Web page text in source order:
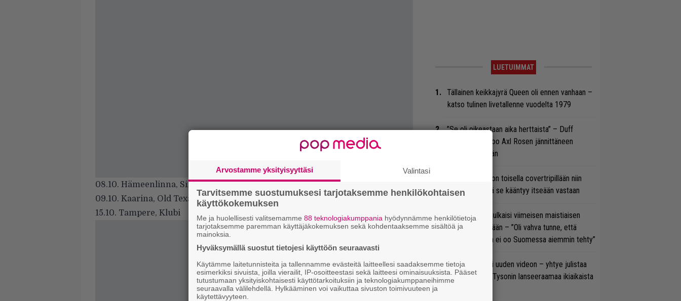
08.10. Hämeenlinna, Sirkus
09.10. Kaarina, Old Texas
15.10. Tampere, Klubi
LUETUIMMAT
Tällainen keikkajyrä Queen oli ennen vanhaan –
katso tulinen livetallenne vuodelta 1979
”Se oli oikeastaan aika herttaista” – Duff
McKagan kertoo Axl Rosen jännittäneen
AC/DC-pestiään
Arvio: Saimaa on toisella covertripillään niin
suvereeni, että se kääntyy itseään vastaan
Marko Annala julkaisi viimeisen maistiaisen
soolodebyytiltään – ”Oli vahva tunne, että
tällaista musaa ei oo Suomessa aiemmin tehty”
Anthrax julkaisi uuden videon – yhtye julistaa
biisillään Mike Tysonin lanseeraamaa ikiaikaista
Arvostamme yksityisyyttäsi Valintasi
Tarvitsemme suostumuksesi tarjotaksemme henkilökohtaisen
käyttökokemuksen
Me ja huolellisesti valitsemamme 88 teknologiakumppania hyödynnämme henkilötietoja
tarjotaksemme paremman käyttäjäkokemuksen sekä kohdentaaksemme sisältöä ja
mainoksia.
Hyväksymällä suostut tietojesi käyttöön seuraavasti
Käytämme laitetunnisteita ja tallennamme evästeitä laitteellesi saadaksemme tietoja
esimerkiksi sivuista, joilla vierailit, IP-osoitteestasi sekä laitteesi ominaisuuksista. Pääset
tutustumaan yksityiskohtaisesti käyttötarkoituksiin ja teknologiakumppaneihimme
seuraavalla välilehdellä. Hylkääminen voi vaikuttaa sivuston toimivuuteen ja
käytettävyyteen.